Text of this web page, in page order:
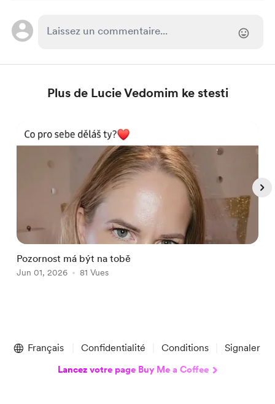
Plus de Lucie Vedomim ke stesti
Pozornost má být na tobě
Jun 01, 2026 81 Vues
of
Français Confidentialité Conditions Signaler
Lancez votre page Buy Me a Coffee